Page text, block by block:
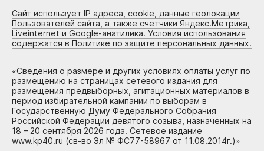
Сайт использует IP адреса, cookie, данные геолокации
Пользователей сайта, а также счетчики Яндекс.Метрика,
Liveinternet и Google-анатилика. Условия использования
содержатся в Политике по защите персональных данных.
«Сведения о размере и других условиях оплаты услуг по
размещению на страницах сетевого издания для
размещения предвыборных, агитационных материалов в
период избирательной кампании по выборам в
Государственную Думу Федерального Собрания
Российской Федерации девятого созыва, назначенных на
18 – 20 сентября 2026 года. Сетевое издание
www.kp40.ru (св-во Эл № ФС77-58967 от 11.08.2014г.)»